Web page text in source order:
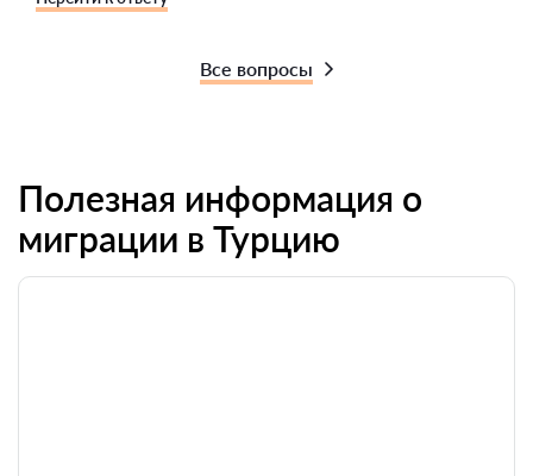
Все вопросы
Полезная информация о
миграции в Турцию